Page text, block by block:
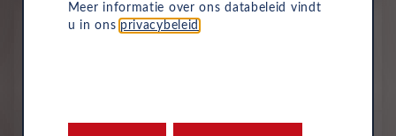
Nieuw
Meer informatie over ons databeleid vindt
u in ons privacybeleid